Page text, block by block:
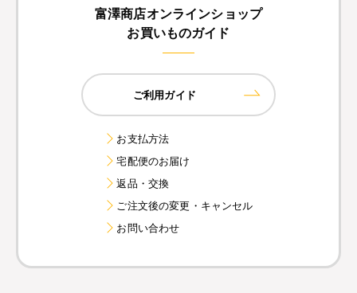
富澤商店オンラインショップ
お買いものガイド
ご利用ガイド
お支払方法
宅配便のお届け
返品・交換
ご注文後の変更・キャンセル
お問い合わせ